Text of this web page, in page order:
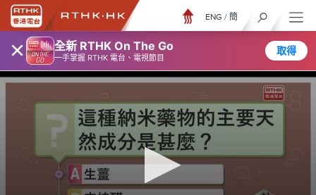
× 全新 RTHK On The Go
一手掌握 RTHK 電台、電視節目
取得
ENG / 簡